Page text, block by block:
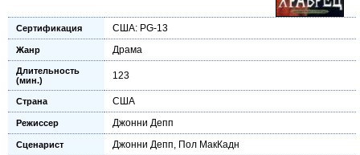
Сертификация США: PG-13
Жанр Драма
Длительность
(мин.)
123
Страна США
Режиссер Джонни Депп
Сценарист Джонни Депп, Пол МакКадн